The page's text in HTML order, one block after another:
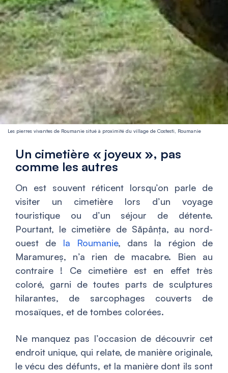
Les pierres vivantes de Roumanie situé à proximité du village de Costesti, Roumanie
Un cimetière « joyeux », pas
comme les autres
On est souvent réticent lorsqu’on parle de
visiter un cimetière lors d’un voyage
touristique ou d’un séjour de détente.
Pourtant, le cimetière de Săpânța, au nord-
ouest de la Roumanie, dans la région de
Maramureș, n’a rien de macabre. Bien au
contraire ! Ce cimetière est en effet très
coloré, garni de toutes parts de sculptures
hilarantes, de sarcophages couverts de
mosaïques, et de tombes colorées.
Ne manquez pas l’occasion de découvrir cet
endroit unique, qui relate, de manière originale,
le vécu des défunts, et la manière dont ils sont